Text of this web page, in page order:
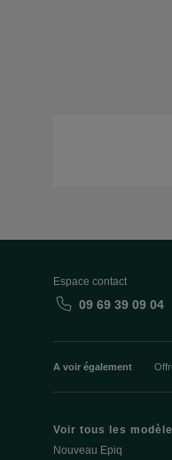
Espace contact
09 69 39 09 04
A voir également
Voir tous les
Nouveau Epiq